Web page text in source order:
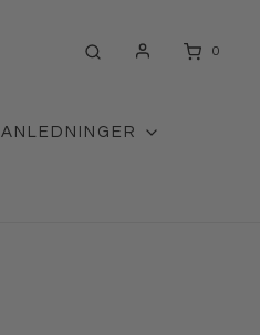
0
ANLEDNINGER